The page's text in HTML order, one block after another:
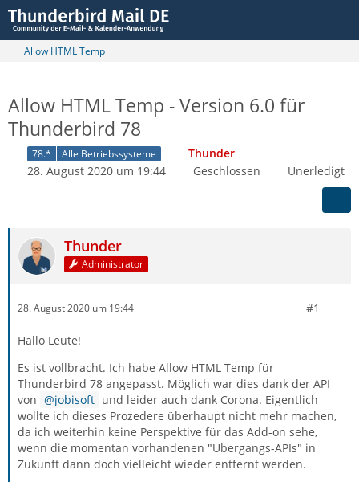
Allow HTML Temp
Allow HTML Temp - Version 6.0 für
Thunderbird 78
78.* Alle Betriebssysteme
Thunder
28. August 2020 um 19:44
Geschlossen Unerledigt
Thunder
Administrator
28. August 2020 um 19:44 #1
Hallo Leute!
Es ist vollbracht. Ich habe Allow HTML Temp für
Thunderbird 78 angepasst. Möglich war dies dank der API
von
jobisoft und leider auch dank Corona. Eigentlich
wollte ich dieses Prozedere überhaupt nicht mehr machen,
da ich weiterhin keine Perspektive für das Add-on sehe,
wenn die momentan vorhandenen "Übergangs-APIs" in
Zukunft dann doch vielleicht wieder entfernt werden.